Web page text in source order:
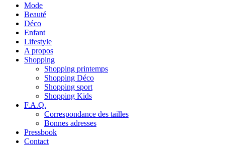
Mode
Beauté
Déco
Enfant
Lifestyle
A propos
Shopping
Shopping printemps
Shopping Déco
Shopping sport
Shopping Kids
F.A.Q.
Correspondance des tailles
Bonnes adresses
Pressbook
Contact